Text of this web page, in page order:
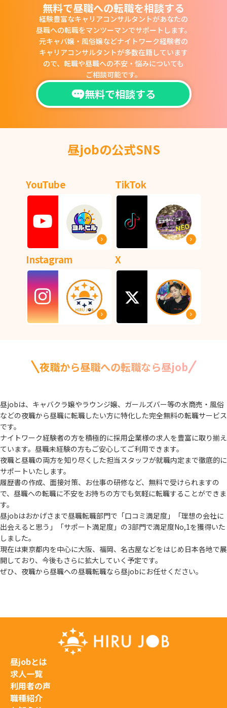
無料で昼職への転職を相談する
経験豊富なキャリアコンサルタントがあなたの
昼職への転職をマンツーマンでサポートします。
元キャバ嬢・風俗嬢などナイトワーク経験者の
キャリアコンサルタントが多数在籍しています
ので、 転職や昼職への不安・悩みについても
ご相談可能です。
無料で相談する
昼jobの公式SNS
YouTube TikTok
Instagram X
夜職から昼職への転職なら昼job
昼jobは、キャバクラ嬢やラウンジ嬢、ガールズバー等の水商売・風俗
などの夜職から昼職に転職したい方に特化した完全無料の転職サービス
です。
ナイトワーク経験者の方を積極的に採用企業様の求人を豊富に取り揃え
ています。 昼職未経験の方もご安心してご利用できます。
夜職と昼職の両方を知り尽くした担当スタッフが就職内定まで徹底的に
サポートいたします。
履歴書の作成、面接対策、お仕事の研修など、無料で受けられますの
で、 昼職への転職に不安をお持ちの方でも気軽に転職することができま
す。
昼jobはおかげさまで昼職転職部門で「口コミ満足度」「理想の会社に
出会えると思う」
「サポート満足度」の3部門で満足度No,1を獲得いた
しました。
現在は東京都内を中心に大阪、福岡、名古屋などをはじめ日本各地で展
開しており、 今後もさらに拡大していく予定です。
ぜひ、夜職から昼職への昼職転職なら昼jobにお任せください。
昼jobとは
求人一覧
利用者の声
職種紹介